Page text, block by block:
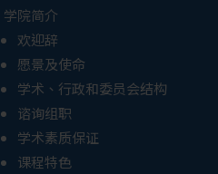
学院简介
欢迎辞
愿景及使命
学术、行政和委员会结构
谘询组职
学术素质保证
课程特色